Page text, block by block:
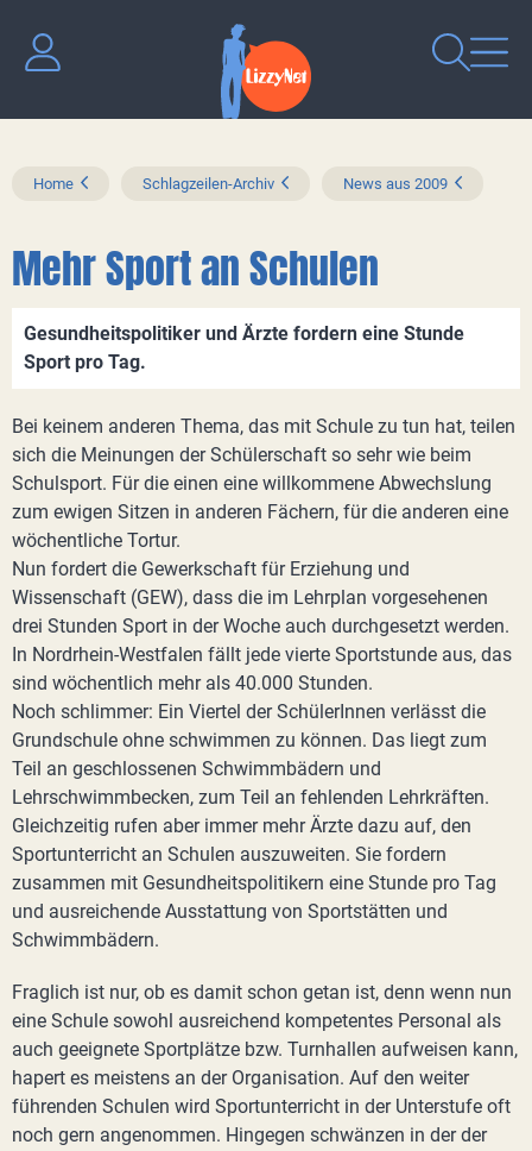
Home Schlagzeilen-Archiv News aus 2009
Mehr Sport an Schulen
Gesundheitspolitiker und Ärzte fordern eine Stunde
Sport pro Tag.
Bei keinem anderen Thema, das mit Schule zu tun hat, teilen
sich die Meinungen der Schülerschaft so sehr wie beim
Schulsport. Für die einen eine willkommene Abwechslung
zum ewigen Sitzen in anderen Fächern, für die anderen eine
wöchentliche Tortur.
Nun fordert die Gewerkschaft für Erziehung und
Wissenschaft (GEW), dass die im Lehrplan vorgesehenen
drei Stunden Sport in der Woche auch durchgesetzt werden.
In Nordrhein-Westfalen fällt jede vierte Sportstunde aus, das
sind wöchentlich mehr als 40.000 Stunden.
Noch schlimmer: Ein Viertel der SchülerInnen verlässt die
Grundschule ohne schwimmen zu können. Das liegt zum
Teil an geschlossenen Schwimmbädern und
Lehrschwimmbecken, zum Teil an fehlenden Lehrkräften.
Gleichzeitig rufen aber immer mehr Ärzte dazu auf, den
Sportunterricht an Schulen auszuweiten. Sie fordern
zusammen mit Gesundheitspolitikern eine Stunde pro Tag
und ausreichende Ausstattung von Sportstätten und
Schwimmbädern.
Fraglich ist nur, ob es damit schon getan ist, denn wenn nun
eine Schule sowohl ausreichend kompetentes Personal als
auch geeignete Sportplätze bzw. Turnhallen aufweisen kann,
hapert es meistens an der Organisation. Auf den weiter
führenden Schulen wird Sportunterricht in der Unterstufe oft
noch gern angenommen. Hingegen schwänzen in der der